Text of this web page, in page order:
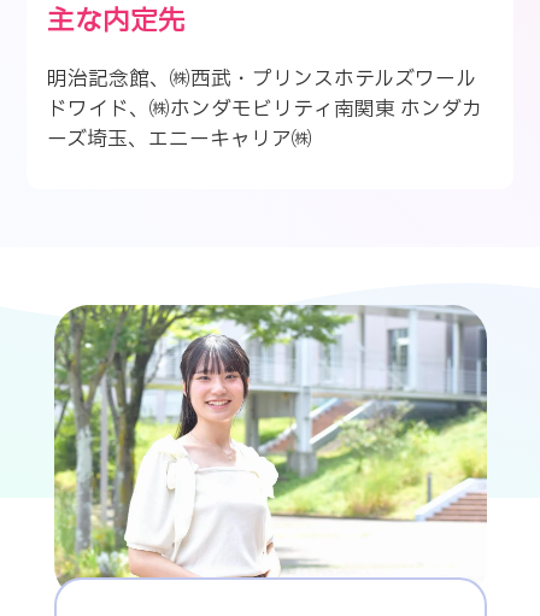
主な内定先
明治記念館、㈱西武・プリンスホテルズワール
ドワイド、㈱ホンダモビリティ南関東 ホンダカ
ーズ埼玉、エニーキャリア㈱